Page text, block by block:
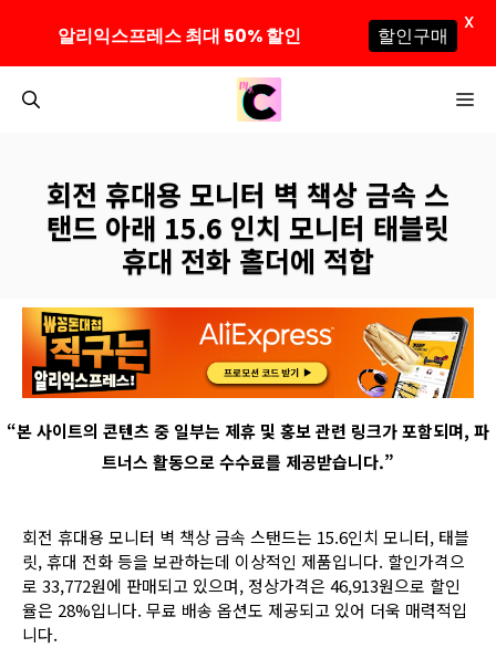
회전 휴대용 모니터 벽 책상 금속 스
탠드 아래 15.6 인치 모니터 태블릿
휴대 전화 홀더에 적합
“본 사이트의 콘텐츠 중 일부는 제휴 및 홍보 관련 링크가 포함되며, 파
트너스 활동으로 수수료를 제공받습니다.”
회전 휴대용 모니터 벽 책상 금속 스탠드는 15.6인치 모니터, 태블
릿, 휴대 전화 등을 보관하는데 이상적인 제품입니다. 할인가격으
로 33,772원에 판매되고 있으며, 정상가격은 46,913원으로 할인
율은 28%입니다. 무료 배송 옵션도 제공되고 있어 더욱 매력적입
니다.
알리익스프레스 최대 50% 할인 할인구매
X